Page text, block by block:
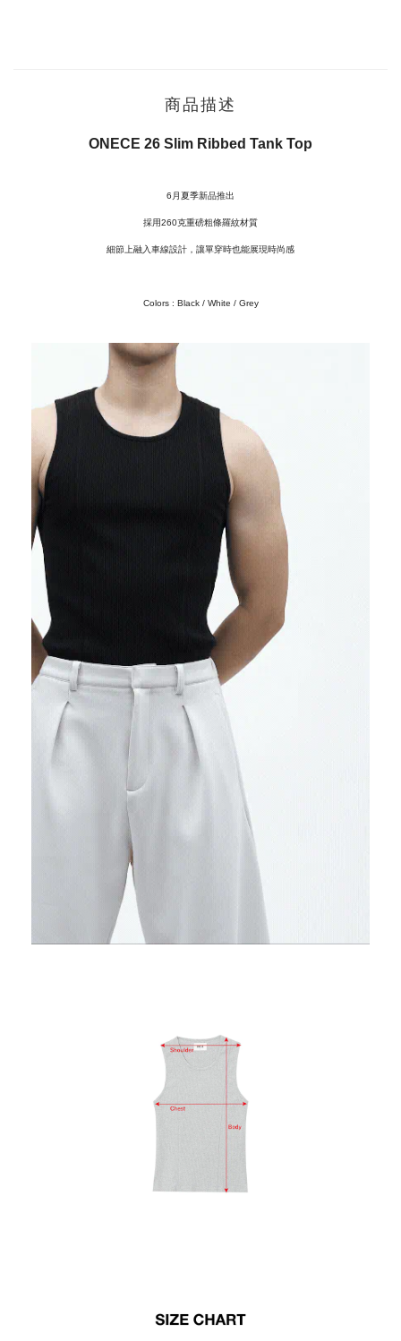
商品描述
ONECE 26 Slim Ribbed Tank Top
6月夏季新品推出
採用260克重磅粗條羅紋材質
細節上融入車線設計，讓單穿時也能展現時尚感
Colors : Black / White / Grey